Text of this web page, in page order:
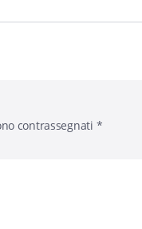
contrassegnati *